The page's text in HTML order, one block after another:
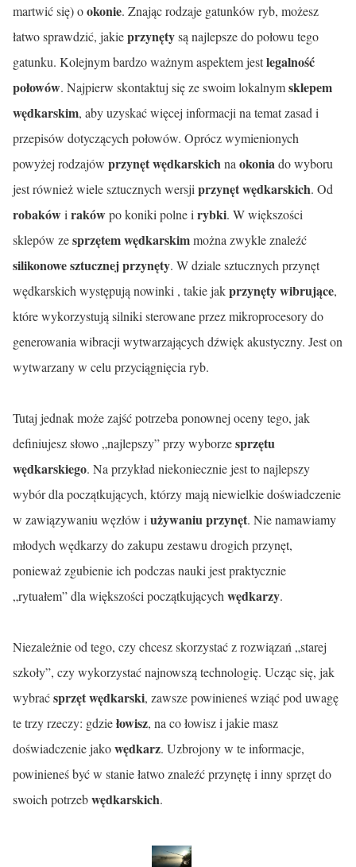
martwić się) ookonie. Znając rodzaje gatunków ryb, możesz
łatwo sprawdzić, jakieprzynętysą najlepsze do połowu tego
gatunku. Kolejnym bardzo ważnym aspektem jestlegalność
połowów. Najpierw skontaktuj się ze swoim lokalnymsklepem
wędkarskim, aby uzyskać więcej informacji na temat zasad i
przepisów dotyczących połowów. Oprócz wymienionych
powyżej rodzajów przynęt wędkarskich na okonia do wyboru
jest również wiele sztucznych wersji przynęt wędkarskich. Od
robakówi rakówpo koniki polne i rybki. W większości
sklepów zesprzętem wędkarskimmożna zwykle znaleźć
silikonowe sztucznej przynęty. W dziale sztucznych przynęt
wędkarskich występują nowinki , takie jakprzynęty wibrujące,
które wykorzystują silniki sterowane przez mikroprocesory do
generowania wibracji wytwarzających dźwięk akustyczny. Jest on
wytwarzany w celu przyciągnięcia ryb.
Tutaj jednak może zajść potrzeba ponownej oceny tego, jak
definiujesz słowo „najlepszy” przy wyborzesprzętu
wędkarskiego. Na przykład niekoniecznie jest to najlepszy
wybór dla początkujących, którzy mają niewielkie doświadczenie
w zawiązywaniu węzłów i używaniu przynęt. Nie namawiamy
młodych wędkarzy do zakupu zestawu drogich przynęt,
ponieważ zgubienie ich podczas nauki jest praktycznie
„rytuałem” dla większości początkujących wędkarzy.
Niezależnie od tego, czy chcesz skorzystać z rozwiązań „starej
szkoły”, czy wykorzystać najnowszą technologię. Ucząc się, jak
wybraćsprzęt wędkarski, zawsze powinieneś wziąć pod uwagę
te trzy rzeczy: gdziełowisz, na co łowisz i jakie masz
doświadczenie jakowędkarz. Uzbrojony w te informacje,
powinieneś być w stanie łatwo znaleźć przynętę i inny sprzęt do
swoich potrzebwędkarskich.